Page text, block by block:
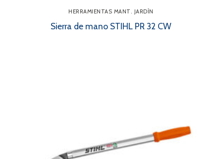
HERRAMIENTAS MANT. JARDÍN
Sierra de mano STIHL PR 32 CW